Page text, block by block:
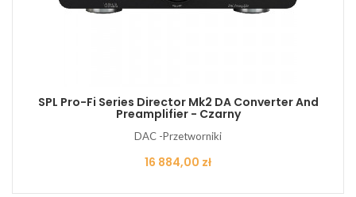
SPL Pro-Fi Series Director Mk2 DA Converter And
Preamplifier - Czarny
DAC -Przetworniki
Cena
16 884,00 zł